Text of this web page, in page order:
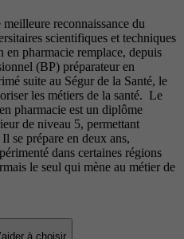
reconnaissance du
scientifiques et techniques
pharmacie remplace, depuis
(BP) préparateur en
suite au Ségur de la Santé, le
les métiers de la santé. Le
pharmacie est un diplôme
de niveau 5, permettant
se prépare en deux ans,
dans certaines régions
le seul qui mène au métier de
à choisir